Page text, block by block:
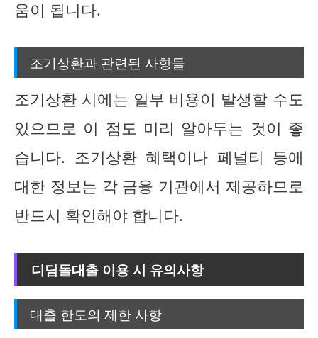
움이 됩니다.
조기상환과 관련된 사항들
조기상환 시에는 일부 비용이 발생할 수도
있으므로 이 점도 미리 알아두는 것이 좋
습니다. 조기상환 혜택이나 페널티 등에
대한 정보는 각 금융 기관에서 제공하므로
반드시 확인해야 합니다.
디딤돌대출 이용 시 유의사항
대출 한도의 제한 사항